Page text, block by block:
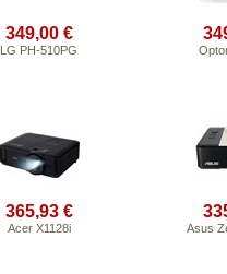
349,00 €
LG PH-510PG
365,93 €
Acer X1128i Asus